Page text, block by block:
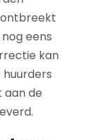
eens
kan
huurders
aan de